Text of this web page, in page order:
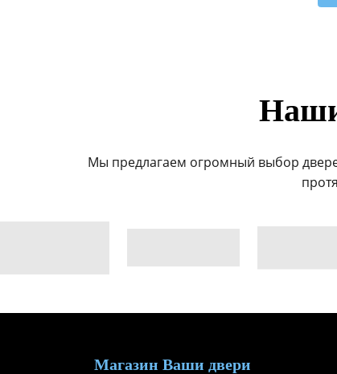
Мы предлагаем огромный выбор
Магазин Ваши двери